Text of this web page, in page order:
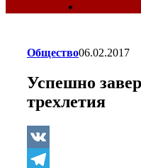
Общество06.02.2017
Успешно
трехлетия
VK